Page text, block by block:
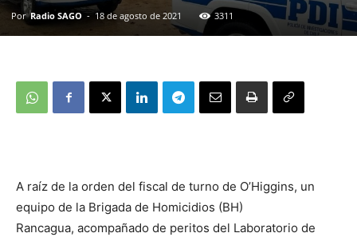
Por Radio SAGO - 18 de agosto de 2021 3311
A raíz de la orden del fiscal de turno de O’Higgins, un
equipo de la Brigada de Homicidios (BH)
Rancagua, acompañado de peritos del Laboratorio de